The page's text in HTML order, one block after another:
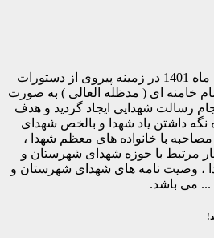
رسانه کمیل مدیا در بهمن ماه 1401 در زمینه پیروی از دستورات
خامنه ای ( مدظله العالی ) به صورت
رسالت شهدایی ایجاد گردید و هدف
نگه داشتن یاد شهدا و بالخص شهدای
با خانواده های معظم شهدا ،
مرتبط با حوزه شهدای شهرستان و
، وصیت نامه های شهدای شهرستان و
... می باشد.